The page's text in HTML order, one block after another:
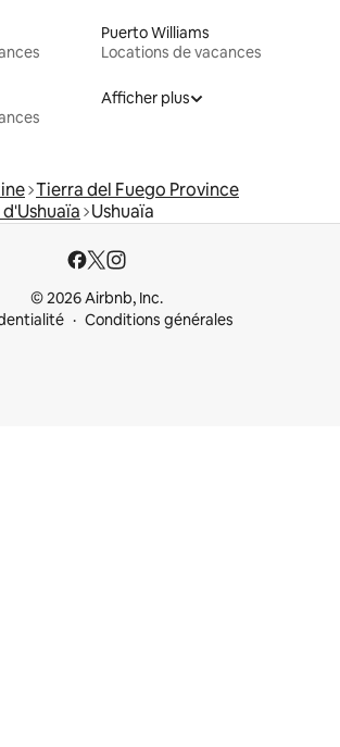
Puerto Williams
Locations de vacances
Afficher plus
Tierra del Fuego Province
Ushuaïa
© 2026 Airbnb, Inc.
Conditions générales